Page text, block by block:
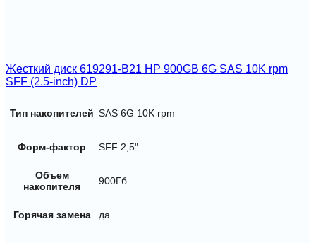
Жесткий диск 619291-B21 HP 900GB 6G SAS 10K rpm
SFF (2.5-inch) DP
Тип накопителей SAS 6G 10K rpm
Форм-фактор SFF 2,5"
Объем
накопителя
900Гб
Горячая замена да